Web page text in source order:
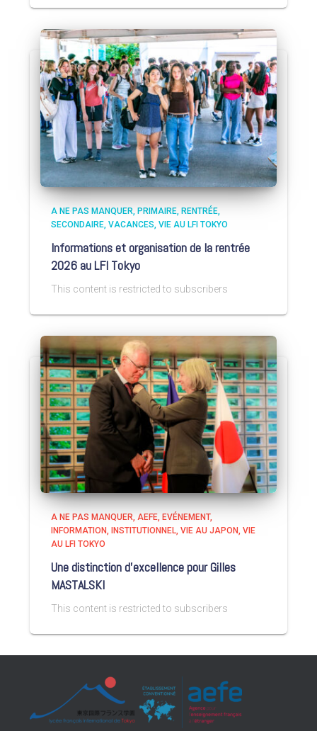
A NE PAS MANQUER PRIMAIRE RENTRÉE
SECONDAIRE VACANCES VIE AU LFI TOKYO
Informations et organisation de la rentrée
2026 au LFI Tokyo
This content is restricted to subscribers
A NE PAS MANQUER AEFE EVÉNEMENT
INFORMATION
INSTITUTIONNEL VIE AU JAPON VIE
AU LFI TOKYO
Une distinction d’excellence pour Gilles
MASTALSKI
This content is restricted to subscribers